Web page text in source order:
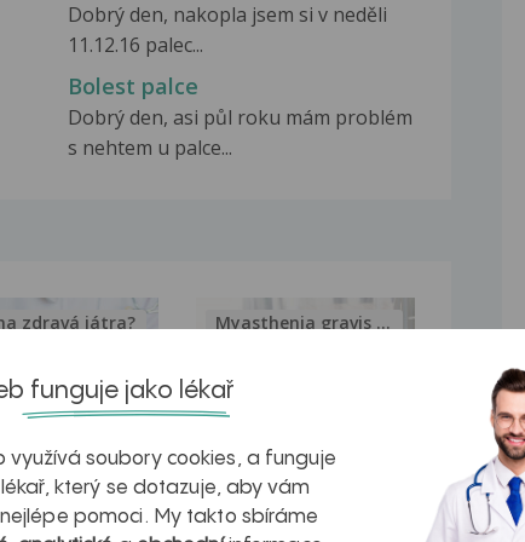
Dobrý den, nakopla jsem si v neděli
11.12.16 palec...
Bolest palce
Dobrý den, asi půl roku mám problém
s nehtem u palce...
zdravá játra?
Inovativní
Myasthenia gravis – vše, co...
funguje jako lékař
využívá soubory cookies, a funguje
který se dotazuje, aby vám
pomoci. My takto sbíráme